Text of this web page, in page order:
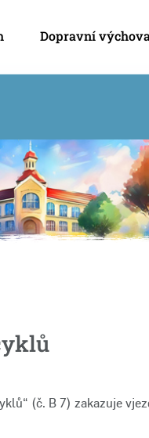
Dopravní
(č. B 7) zakazuje